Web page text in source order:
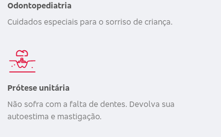
Odontopediatria
Cuidados especiais para o sorriso de criança.
Prótese unitária
Não sofra com a falta de dentes. Devolva sua
autoestima e mastigação.